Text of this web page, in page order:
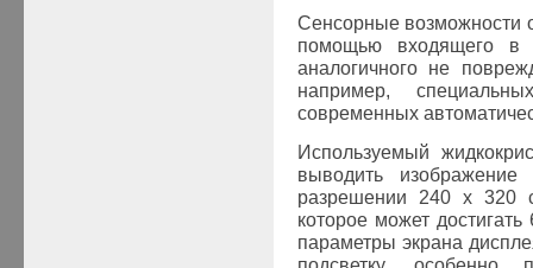
Сенсорные возможности
помощью входящего в
аналогичного не
например,
современных
Используемый
выводить
разрешении 240 х 320
которое может
параметры экрана